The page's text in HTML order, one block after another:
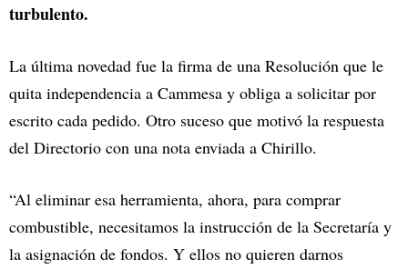
turbulento.
La última novedad fue la firma de una Resolución que le
quita independencia a Cammesa y obliga a solicitar por
escrito cada pedido. Otro suceso que motivó la respuesta
del Directorio con una nota enviada a Chirillo.
“Al eliminar esa herramienta, ahora, para comprar
combustible, necesitamos la instrucción de la Secretaría y
la asignación de fondos. Y ellos no quieren darnos